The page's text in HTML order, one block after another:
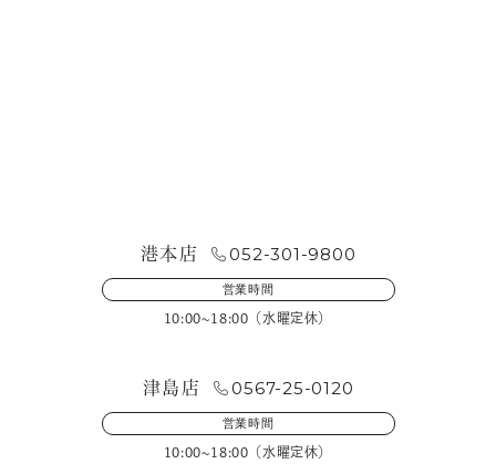
港本店 052-301-9800
営業時間
10:00~18:00（水曜定休）
津島店 0567-25-0120
営業時間
10:00~18:00（水曜定休）